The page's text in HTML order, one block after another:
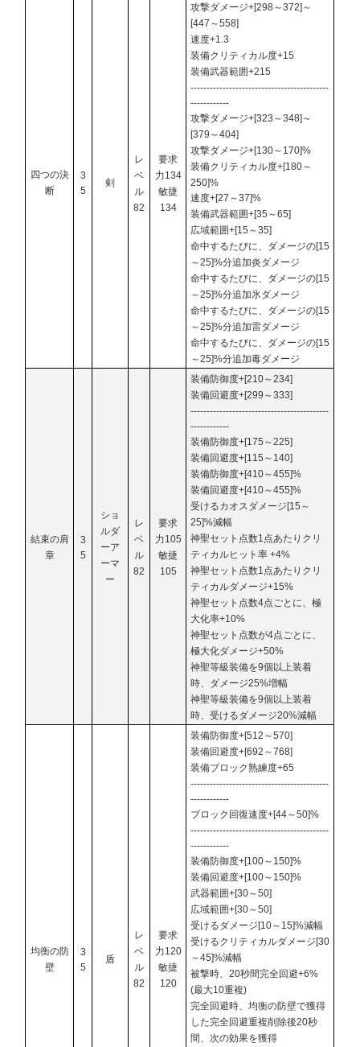
四つの決
断
3
5
剣
レ
ベ
ル
82
要求
力134
敏捷
134
攻撃ダメージ+[298～372]～
[447～558]
速度+1.3
装備クリティカル度+15
装備武器範囲+215
-------------------------------------------
------------
攻撃ダメージ+[323～348]～
[379～404]
攻撃ダメージ+[130～170]%
装備クリティカル度+[180～
250]%
速度+[27～37]%
装備武器範囲+[35～65]
広域範囲+[15～35]
命中するたびに、ダメージの[15
～25]%分追加炎ダメージ
命中するたびに、ダメージの[15
～25]%分追加氷ダメージ
命中するたびに、ダメージの[15
～25]%分追加雷ダメージ
命中するたびに、ダメージの[15
～25]%分追加毒ダメージ
結束の肩
章
3
5
ショ
ルダ
ーア
ーマ
ー
レ
ベ
ル
82
要求
力105
敏捷
105
装備防御度+[210～234]
装備回避度+[299～333]
-------------------------------------------
------------
装備防御度+[175～225]
装備回避度+[115～140]
装備防御度+[410～455]%
装備回避度+[410～455]%
受けるカオスダメージ[15～
25]%減幅
神聖セット点数1点あたりクリ
ティカルヒット率 +4%
神聖セット点数1点あたりクリ
ティカルダメージ+15%
神聖セット点数4点ごとに、極
大化率+10%
神聖セット点数が4点ごとに、
極大化ダメージ+50%
神聖等級装備を9個以上装着
時、ダメージ25%増幅
神聖等級装備を9個以上装着
時、受けるダメージ20%減幅
均衡の防
壁
3
5
盾
レ
ベ
ル
82
要求
力120
敏捷
120
装備防御度+[512～570]
装備回避度+[692～768]
装備ブロック熟練度+65
-------------------------------------------
------------
ブロック回復速度+[44～50]%
-------------------------------------------
------------
装備防御度+[100～150]%
装備回避度+[100～150]%
武器範囲+[30～50]
広域範囲+[30～50]
受けるダメージ[10～15]%減幅
受けるクリティカルダメージ[30
～45]%減幅
被撃時、20秒間完全回避+6%
(最大10重複)
完全回避時、均衡の防壁で獲得
した完全回避重複削除後20秒
間、次の効果を獲得